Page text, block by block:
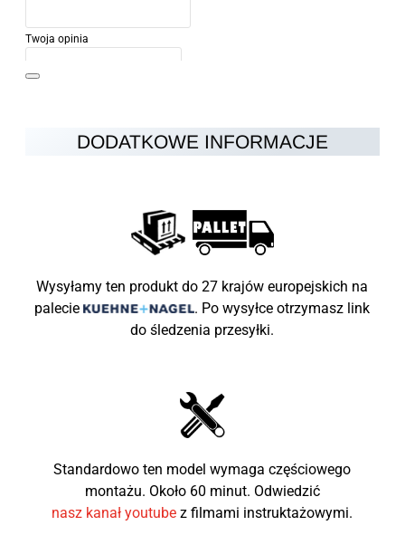
Twoja opinia
HTML nie jest przetłumaczalny!
Dobry
KONTYNUUJ
DODATKOWE INFORMACJE
Wysyłamy ten produkt do 27 krajów europejskich na
palecie
. Po wysyłce otrzymasz link
do śledzenia przesyłki.
Standardowo ten model wymaga częściowego
montażu. Około 60 minut. Odwiedzić
nasz kanał youtube z filmami instruktażowymi.